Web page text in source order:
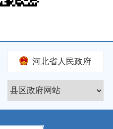
河北省人民政府